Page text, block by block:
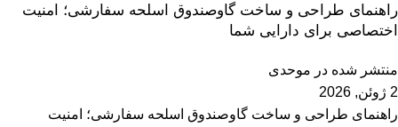
راهنمای طراحی و ساخت گاوصندوق اسلحه سفارشی؛ امنیت
اختصاصی برای دارایی شما
منتشر شده در موحدی
2 ژوئن, 2026
راهنمای طراحی و ساخت گاوصندوق اسلحه سفارشی؛ امنیت